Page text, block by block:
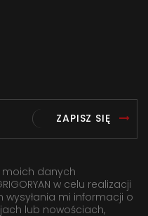
ZAPISZ SIĘ
moich danych
w celu realizacji
wysyłania mi informacji o
lub nowościach,